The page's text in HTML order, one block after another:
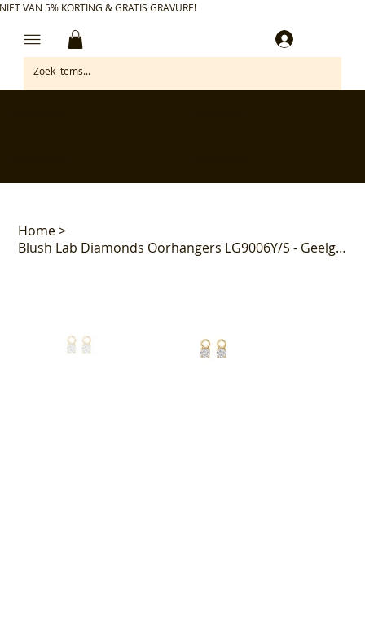
VAN 5% KORTING & GRATIS GRAVURE!
Home>
Blush Lab Diamonds Oorhangers LG9006Y/S - Geelgoud (14k) met Lab grown Diamant